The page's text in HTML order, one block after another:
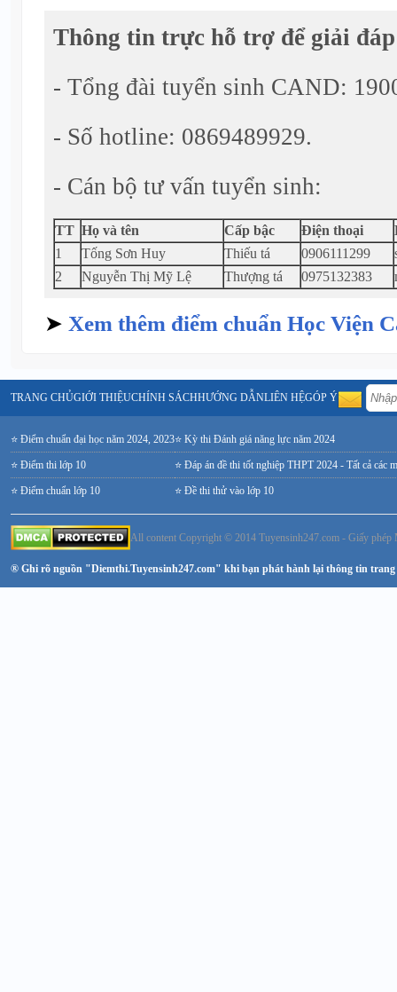
Thông tin trực hỗ trợ để giải
- Tổng đài tuyển sinh CAND:
- Số hotline: 0869489929.
- Cán bộ tư vấn tuyển sinh:
TT Họ và tên Cấp bậc Điện thoại
1
Tống Sơn Huy Thiếu tá 0906111299
2
Nguyễn Thị Mỹ Lệ Thượng tá 0975132383
➤ Xem thêm điểm chuẩn Học Viện
TRANG CHỦGIỚI THIỆUCHÍNH SÁCHHƯỚNG DẪNLIÊN HỆGÓP Ý
⭐ Điểm chuẩn đại học năm 2024, 2023
⭐ Điểm thi lớp 10
⭐ Điểm chuẩn lớp 10
⭐ Kỳ thi Đánh giá năng lực năm 2024
⭐ Đáp án đề thi tốt nghiệp THPT 2024 - Tất cả các
⭐ Đề thi thử vào lớp 10
All content Copyright © 2014 Tuyensinh247.com - Giấy
® Ghi rõ nguồn "Diemthi.Tuyensinh247.com" khi bạn phát hành lại thông tin trang